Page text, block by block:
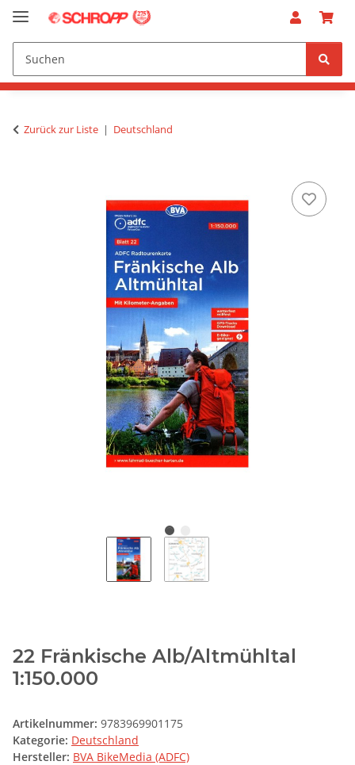
Zurück zur Liste Deutschland
22 Fränkische Alb/Altmühltal
1:150.000
Artikelnummer: 9783969901175
Kategorie: Deutschland
Hersteller: BVA BikeMedia (ADFC)